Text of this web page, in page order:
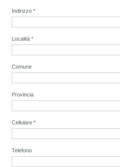
Indirizzo*
Località*
Comune
Provincia
Cellulare*
Telefono